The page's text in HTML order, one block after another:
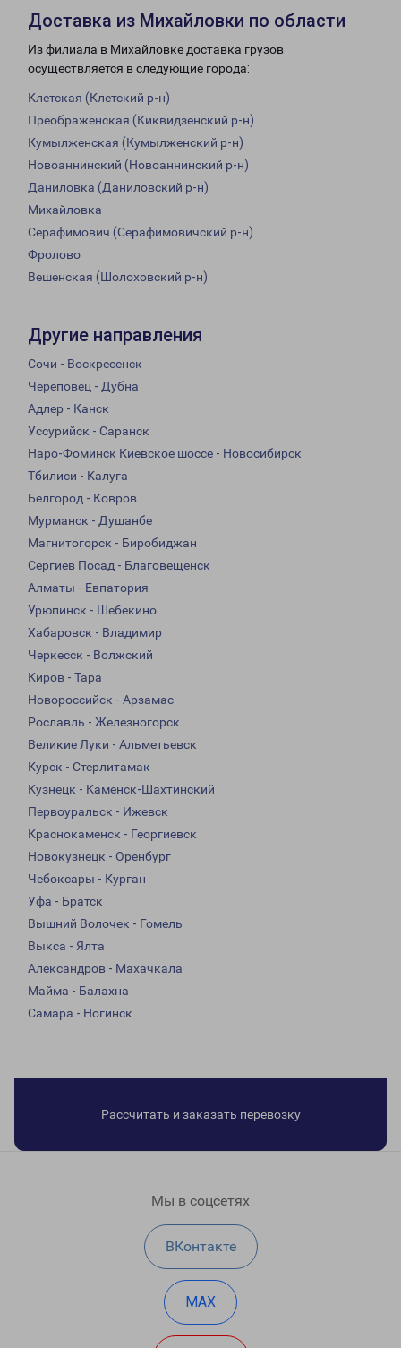
Доставка из Михайловки по области
Из филиала в Михайловке доставка грузов
осуществляется в следующие города:
Клетская (Клетский р-н)
Преображенская (Киквидзенский р-н)
Кумылженская (Кумылженский р-н)
Новоаннинский (Новоаннинский р-н)
Даниловка (Даниловский р-н)
Михайловка
Серафимович (Серафимовичский р-н)
Фролово
Вешенская (Шолоховский р-н)
Другие направления
Сочи - Воскресенск
Череповец - Дубна
Адлер - Канск
Уссурийск - Саранск
Наро-Фоминск Киевское шоссе - Новосибирск
Тбилиси - Калуга
Белгород - Ковров
Мурманск - Душанбе
Магнитогорск - Биробиджан
Сергиев Посад - Благовещенск
Алматы - Евпатория
Урюпинск - Шебекино
Хабаровск - Владимир
Черкесск - Волжский
Киров - Тара
Новороссийск - Арзамас
Рославль - Железногорск
Великие Луки - Альметьевск
Курск - Стерлитамак
Кузнецк - Каменск-Шахтинский
Первоуральск - Ижевск
Краснокаменск - Георгиевск
Новокузнецк - Оренбург
Чебоксары - Курган
Уфа - Братск
Вышний Волочек - Гомель
Выкса - Ялта
Александров - Махачкала
Майма - Балахна
Самара - Ногинск
Рассчитать и заказать перевозку
Мы в соцсетях
ВКонтакте
MAX